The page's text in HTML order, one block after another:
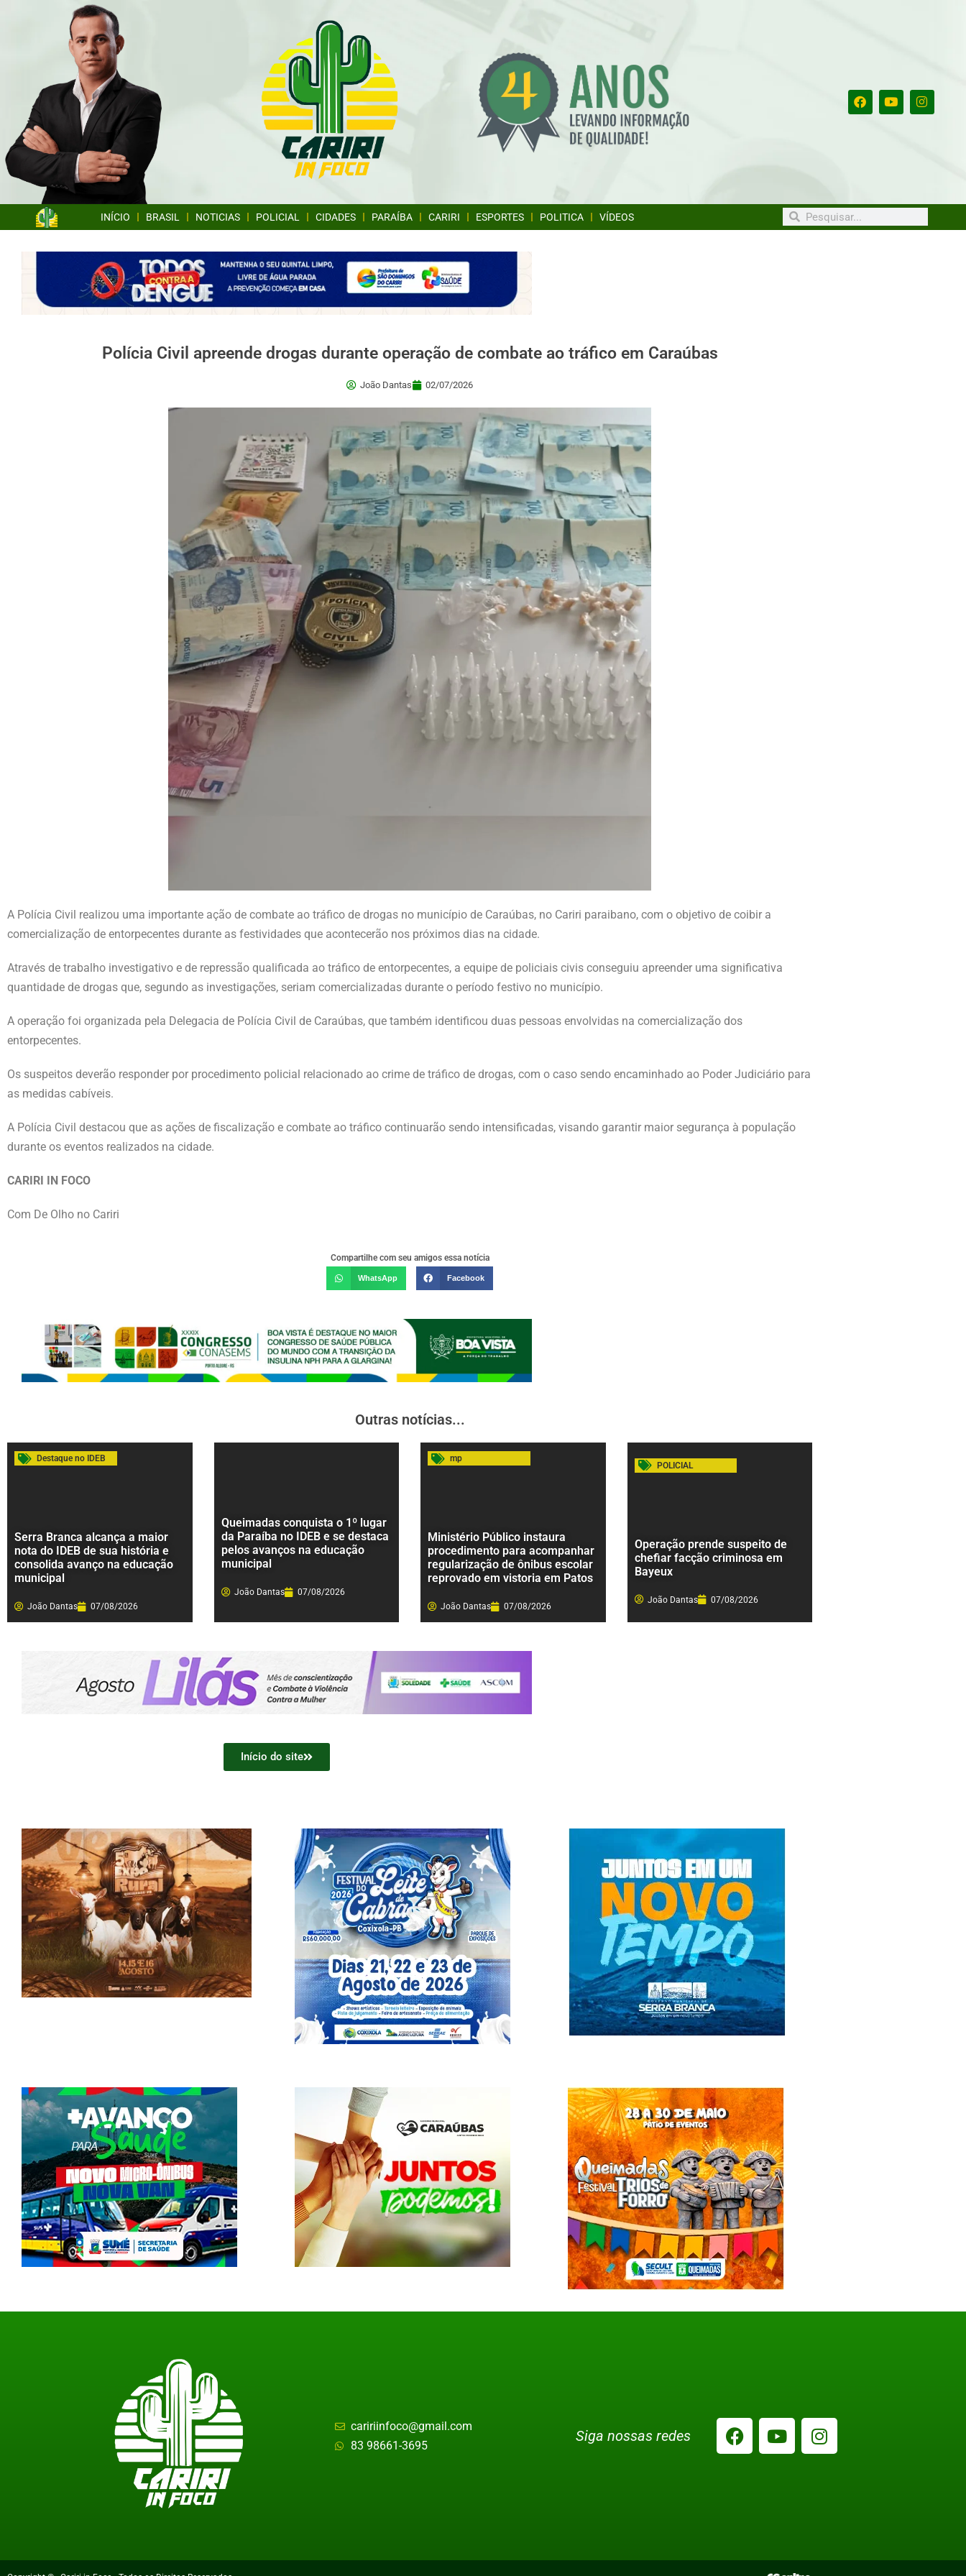
INÍCIO BRASIL NOTICIAS POLICIAL CIDADES PARAÍBA CARIRI ESPORTES POLITICA VÍDEOS
Polícia Civil apreende drogas durante operação de combate ao tráfico em Caraúbas
João Dantas 02/07/2026
A Polícia Civil realizou uma importante ação de combate ao tráfico de drogas no município de Caraúbas, no Cariri paraibano, com o objetivo de coibir a
comercialização de entorpecentes durante as festividades que acontecerão nos próximos dias na cidade.
Através de trabalho investigativo e de repressão qualificada ao tráfico de entorpecentes, a equipe de policiais civis conseguiu apreender uma significativa
quantidade de drogas que, segundo as investigações, seriam comercializadas durante o período festivo no município.
A operação foi organizada pela Delegacia de Polícia Civil de Caraúbas, que também identificou duas pessoas envolvidas na comercialização dos
entorpecentes.
Os suspeitos deverão responder por procedimento policial relacionado ao crime de tráfico de drogas, com o caso sendo encaminhado ao Poder Judiciário para
as medidas cabíveis.
A Polícia Civil destacou que as ações de fiscalização e combate ao tráfico continuarão sendo intensificadas, visando garantir maior segurança à população
durante os eventos realizados na cidade.
CARIRI IN FOCO
Com De Olho no Cariri
Compartilhe com seu amigos essa notícia
WhatsApp Facebook
Outras notícias...
Destaque no IDEB
Serra Branca alcança a maior
nota do IDEB de sua história e
consolida avanço na educação
municipal
João Dantas 07/08/2026
Queimadas conquista o 1º lugar
da Paraíba no IDEB e se destaca
pelos avanços na educação
municipal
João Dantas 07/08/2026
mp
Ministério Público instaura
procedimento para acompanhar
regularização de ônibus escolar
reprovado em vistoria em Patos
João Dantas 07/08/2026
POLICIAL
Operação prende suspeito de
chefiar facção criminosa em
Bayeux
João Dantas 07/08/2026
Início do site
caririinfoco@gmail.com
83 98661-3695
Siga nossas redes